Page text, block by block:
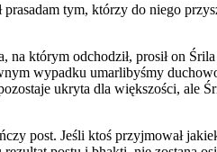
tym, którzy do niego
na którym odchodził, prosił on
wypadku umarlibyśmy
ukryta dla większości, ale
post. Jeśli ktoś przyjmował